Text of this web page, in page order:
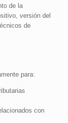
de la
versión del
de
para:
con